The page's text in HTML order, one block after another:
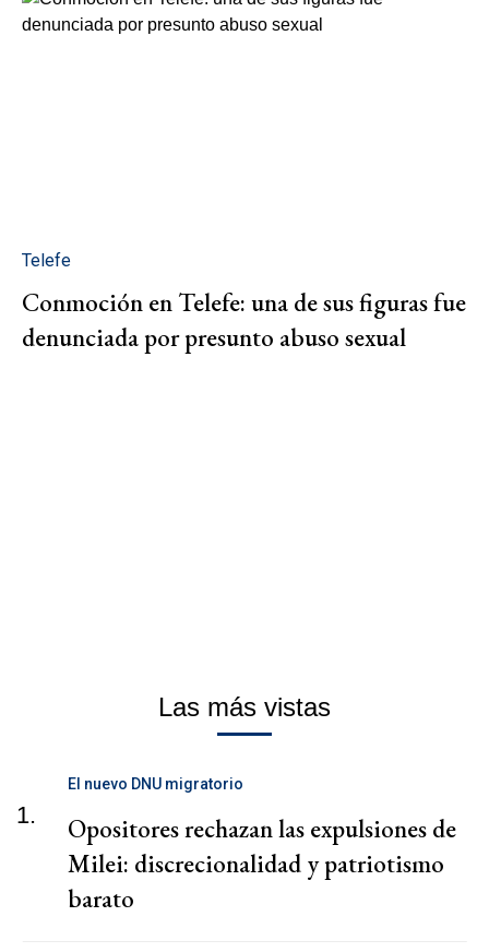
Telefe
Conmoción en Telefe: una de sus figuras fue
denunciada por presunto abuso sexual
Las más vistas
1.
El nuevo DNU migratorio
Opositores rechazan las expulsiones de
Milei: discrecionalidad y patriotismo
barato